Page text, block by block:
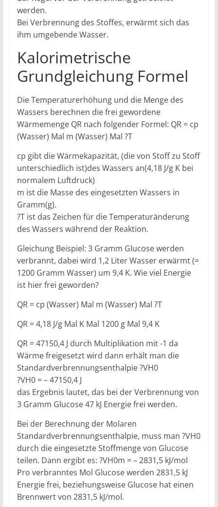
werden.
Bei Verbrennung des Stoffes, erwärmt sich das
ihm umgebende Wasser.
Kalorimetrische
Grundgleichung Formel
Die Temperaturerhöhung und die Menge des
Wassers berechnen die frei gewordene
Wärmemenge QR nach folgender Formel: QR = cp
(Wasser) Mal m (Wasser) Mal ?T
cp gibt die Wärmekapazität, (die von Stoff zu Stoff
unterschiedlich ist)des Wassers an(4,18 J/g K bei
normalem Luftdruck)
m ist die Masse des eingesetzten Wassers in
Gramm(g).
?T ist das Zeichen für die Temperaturänderung
des Wassers während der Reaktion.
Gleichung Beispiel: 3 Gramm Glucose werden
verbrannt, dabei wird 1,2 Liter Wasser erwärmt (=
1200 Gramm Wasser) um 9,4 K. Wie viel Energie
ist hier frei geworden?
QR = cp (Wasser) Mal m (Wasser) Mal ?T
QR = 4,18 J/g Mal K Mal 1200 g Mal 9,4 K
QR = 47150,4 J durch Multiplikation mit -1 da
Wärme freigesetzt wird dann erhält man die
Standardverbrennungsenthalpie ?VH0
?VH0 = – 47150,4 J
das Ergebnis lautet, das bei der Verbrennung von
3 Gramm Glucose 47 kJ Energie frei werden.
Bei der Berechnung der Molaren
Standardverbrennungsenthalpie, muss man ?VH0
durch die eingesetzte Stoffmenge von Glucose
teilen. Dann ergibt es: ?VH0m = – 2831,5 kJ/mol
Pro verbranntes Mol Glucose werden 2831,5 kJ
Energie frei, beziehungsweise Glucose hat einen
Brennwert von 2831,5 kJ/mol.